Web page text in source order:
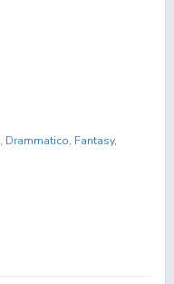
, Drammatico, Fantasy,